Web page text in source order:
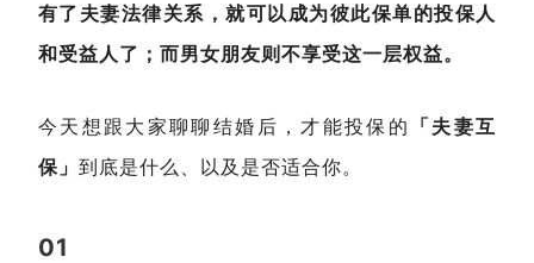
有了夫妻法律关系，就可以成为彼此保单的投保人
和受益人了；而男女朋友则不享受这一层权益。
今天想跟大家聊聊结婚后，才能投保的 「夫妻互
保」 到底是什么、以及是否适合你。
01